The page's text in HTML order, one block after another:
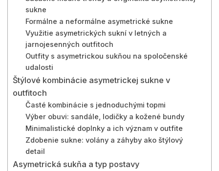
sukne
Formálne a neformálne asymetrické sukne
Využitie asymetrických sukní v letných a
jarnojesenných outfitoch
Outfity s asymetrickou sukňou na spoločenské
udalosti
Štýlové kombinácie asymetrickej sukne v
outfitoch
Časté kombinácie s jednoduchými topmi
Výber obuvi: sandále, lodičky a kožené bundy
Minimalistické doplnky a ich význam v outfite
Zdobenie sukne: volány a záhyby ako štýlový
detail
Asymetrická sukňa a typ postavy